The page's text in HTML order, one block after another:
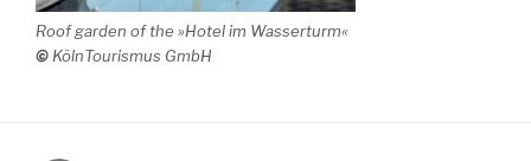
Roof garden ofthe »Hotel im Wasserturm«
© KölnTourismus GmbH